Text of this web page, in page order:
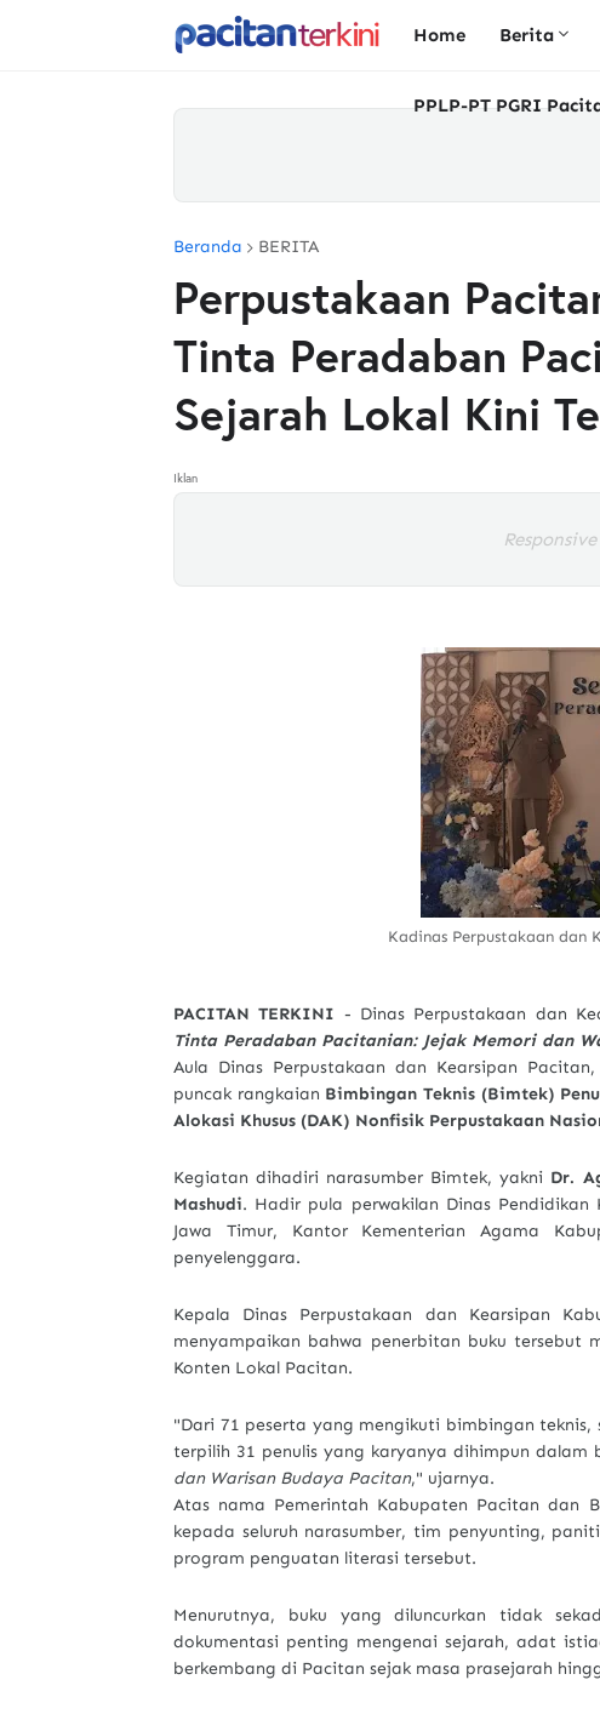
Home Berita
PPLP-PT PGRI
Beranda BERITA
Perpustakaan
Tinta Peradaban
Sejarah Lokal Kini
Iklan
Kadinas Perpustakaan dan
PACITAN TERKINI - Dinas Perpustakaan dan
Tinta Peradaban Pacitanian: Jejak Memori dan
Aula Dinas Perpustakaan dan Kearsipan
puncak rangkaian Bimbingan Teknis (Bimtek)
Alokasi Khusus (DAK) Nonfisik Perpustakaan
Kegiatan dihadiri narasumber Bimtek, yakni Dr.
Mashudi. Hadir pula perwakilan Dinas Pendidikan
Jawa Timur, Kantor Kementerian Agama
penyelenggara.
Kepala Dinas Perpustakaan dan Kearsipan
menyampaikan bahwa penerbitan buku tersebut
Konten Lokal Pacitan.
"Dari 71 peserta yang mengikuti bimbingan teknis,
terpilih 31 penulis yang karyanya dihimpun dalam
dan Warisan Budaya Pacitan," ujarnya.
Atas nama Pemerintah Kabupaten Pacitan dan
kepada seluruh narasumber, tim penyunting,
program penguatan literasi tersebut.
Menurutnya, buku yang diluncurkan tidak
dokumentasi penting mengenai sejarah, adat
berkembang di Pacitan sejak masa prasejarah